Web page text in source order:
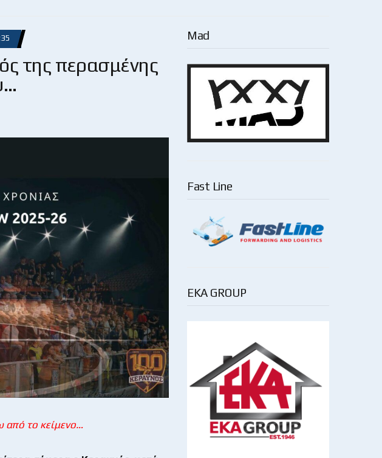
της περασμένης
από το κείμενο…
Mad
Fast Line
EKA GROUP